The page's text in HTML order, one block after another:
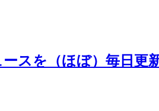
スを（ほぼ）毎日更